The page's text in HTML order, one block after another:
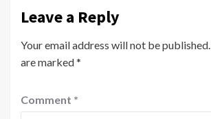
Leave a Reply
Your email address will not be published.
are marked*
Comment *